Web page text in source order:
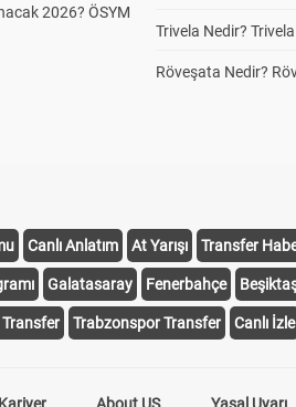
2026? ÖSYM
Trivela Nedir? Trivela
Röveşata Nedir?
Canlı Anlatım At Yarışı Transfer
Galatasaray Fenerbahçe
Trabzonspor Transfer Canlı İzle